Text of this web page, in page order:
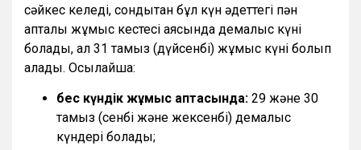
сәйкес келеді, сондықтан бұл күн әдеттегі пән
апталық жұмыс кестесі аясында демалыс күні
болады, ал 31 тамыз (дүйсенбі) жұмыс күні болып
қалады. Осылайша:
бес күндік жұмыс аптасында: 29 және 30
тамыз (сенбі және жексенбі) демалыс
күндері болады;